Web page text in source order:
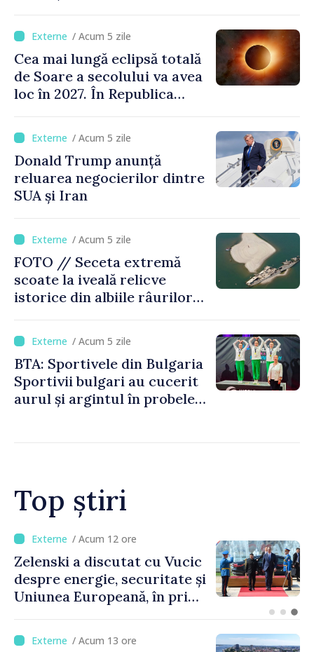
/ Acum 5 zile
Cea mai lungă eclipsă totală
de Soare a secolului va avea
loc în 2027. În Republica
acoperit în proporție de
până la 44%/ Acum 5 zile
Donald Trump anunță
reluarea negocierilor dintre
SUA și Iran
/ Acum 5 zile
FOTO // Seceta extremă
scoate la iveală relicve
istorice din albiile râurilor
/ Acum 5 zile
BTA: Sportivele din Bulgaria
Sportivii bulgari au cucerit
aurul și argintul în probele
Top știri
/ Acum 8 ore
Bulgaria: Ambasadoarea
Ucrainei, convocată la
Ministerul de Externe în
/ Acum 13 ore